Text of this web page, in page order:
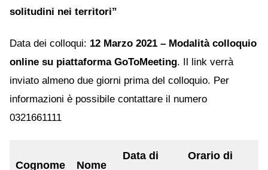
solitudini nei territori”
Data dei colloqui: 12 Marzo 2021 – Modalità colloquio
online su piattaforma GoToMeeting. Il link verrà
inviato almeno due giorni prima del colloquio. Per
informazioni è possibile contattare il numero
0321661111
Cognome Nome
Data di
Orario di